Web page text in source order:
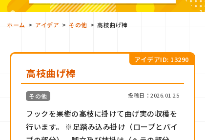
ホーム > アイデア > その他 > 高枝曲げ棒
高枝曲げ棒
アイデアID: 13290
その他 投稿日：2026.01.25
フックを果樹の高枝に掛けて曲げ実の収穫を
行います。 ※足踏み込み掛け（ロープとパイ